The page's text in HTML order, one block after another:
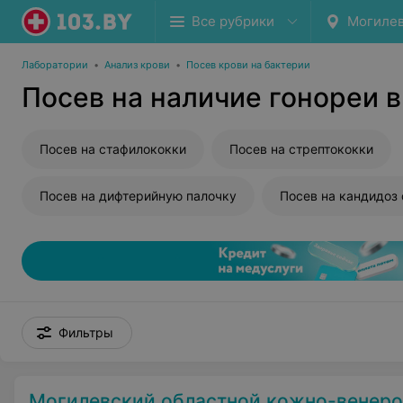
Все рубрики
Лаборатории • Анализ крови • Посев крови на бактерии
Посев на наличие гонореи
Посев на стафилококки Посев на стрептококки
Посев на дифтерийную палочку
Фильтры